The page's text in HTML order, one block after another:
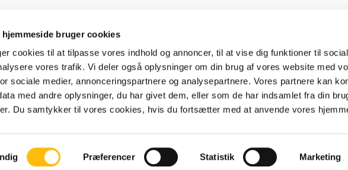
hjemmeside bruger cookies
cookies til at tilpasse vores indhold og annoncer, til at vise dig funktioner til
vores trafik. Vi deler også oplysninger om din brug af vores website med
sociale medier, annonceringspartnere og analysepartnere. Vores partnere kan
med andre oplysninger, du har givet dem, eller som de har indsamlet fra din
Du samtykker til vores cookies, hvis du fortsætter med at anvende vores
Præferencer Statistik Marketing
Vilkår & Betingelser